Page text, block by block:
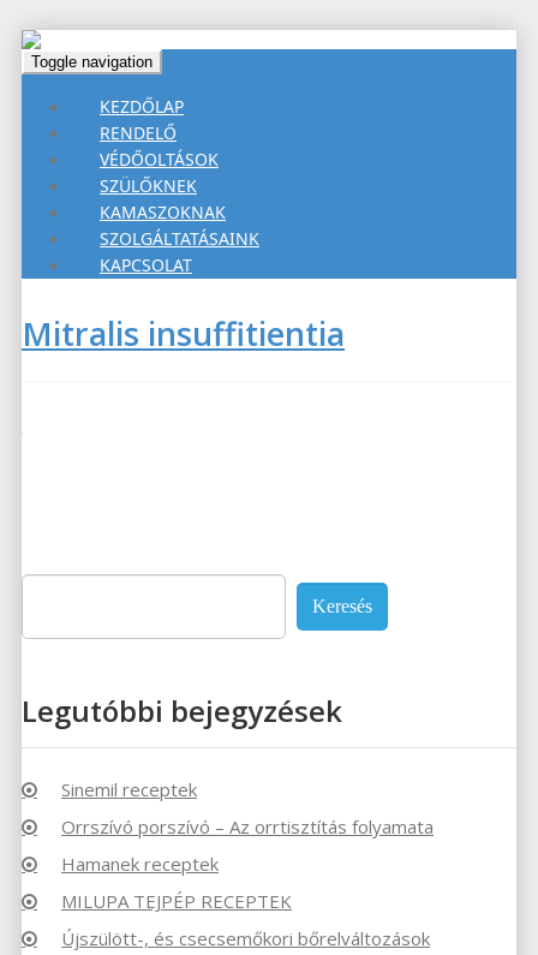
Toggle navigation
KEZDŐLAP
RENDELŐ
VÉDŐOLTÁSOK
SZÜLŐKNEK
KAMASZOKNAK
SZOLGÁLTATÁSAINK
KAPCSOLAT
Mitralis insuffitientia
Legutóbbi bejegyzések
Sinemil receptek
Orrszívó porszívó – Az orrtisztítás folyamata
Hamanek receptek
MILUPA TEJPÉP RECEPTEK
Újszülött-, és csecsemőkori bőrelváltozások